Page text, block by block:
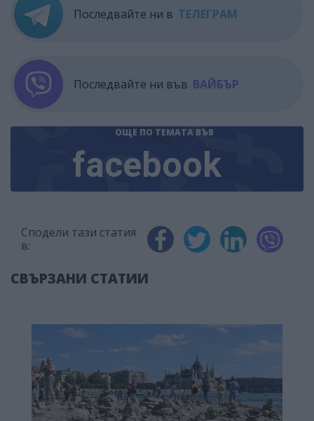
Последвайте ни в ТЕЛЕГРАМ
Последвайте ни във ВАЙБЪР
ОЩЕ ПО ТЕМАТА ВЪВ
facebook
Сподели тази статия
в:
СВЪРЗАНИ СТАТИИ